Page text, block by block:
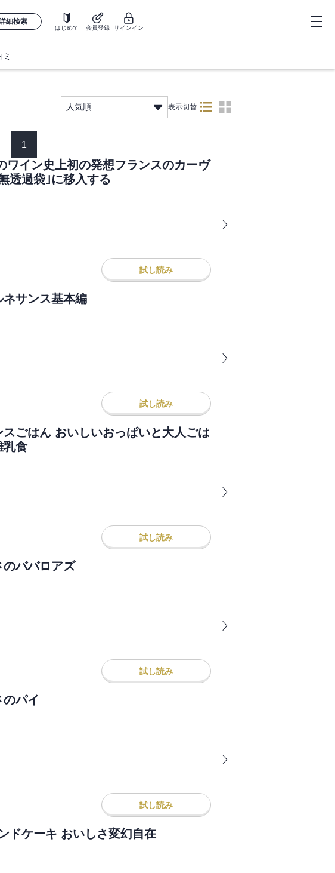
細検索
はじめて 会員登録 サインイン
人気順 表示切替
1
ワイン史上初の発想フランスのカーヴ
透過袋｣に移入する
試し読み
サンス基本編
試し読み
ごはん おいしいおっぱいと大人ごは
乳食
試し読み
のババロアズ
試し読み
パイ
試し読み
ドケーキ おいしさ変幻自在